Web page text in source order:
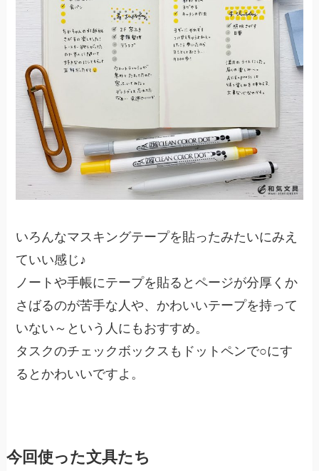
いろんなマスキングテープを貼ったみたいにみえ
ていい感じ♪
ノートや手帳にテープを貼るとページが分厚くか
さばるのが苦手な人や、かわいいテープを持って
いない～という人にもおすすめ。
タスクのチェックボックスもドットペンで○にす
るとかわいいですよ。
今回使った文具たち